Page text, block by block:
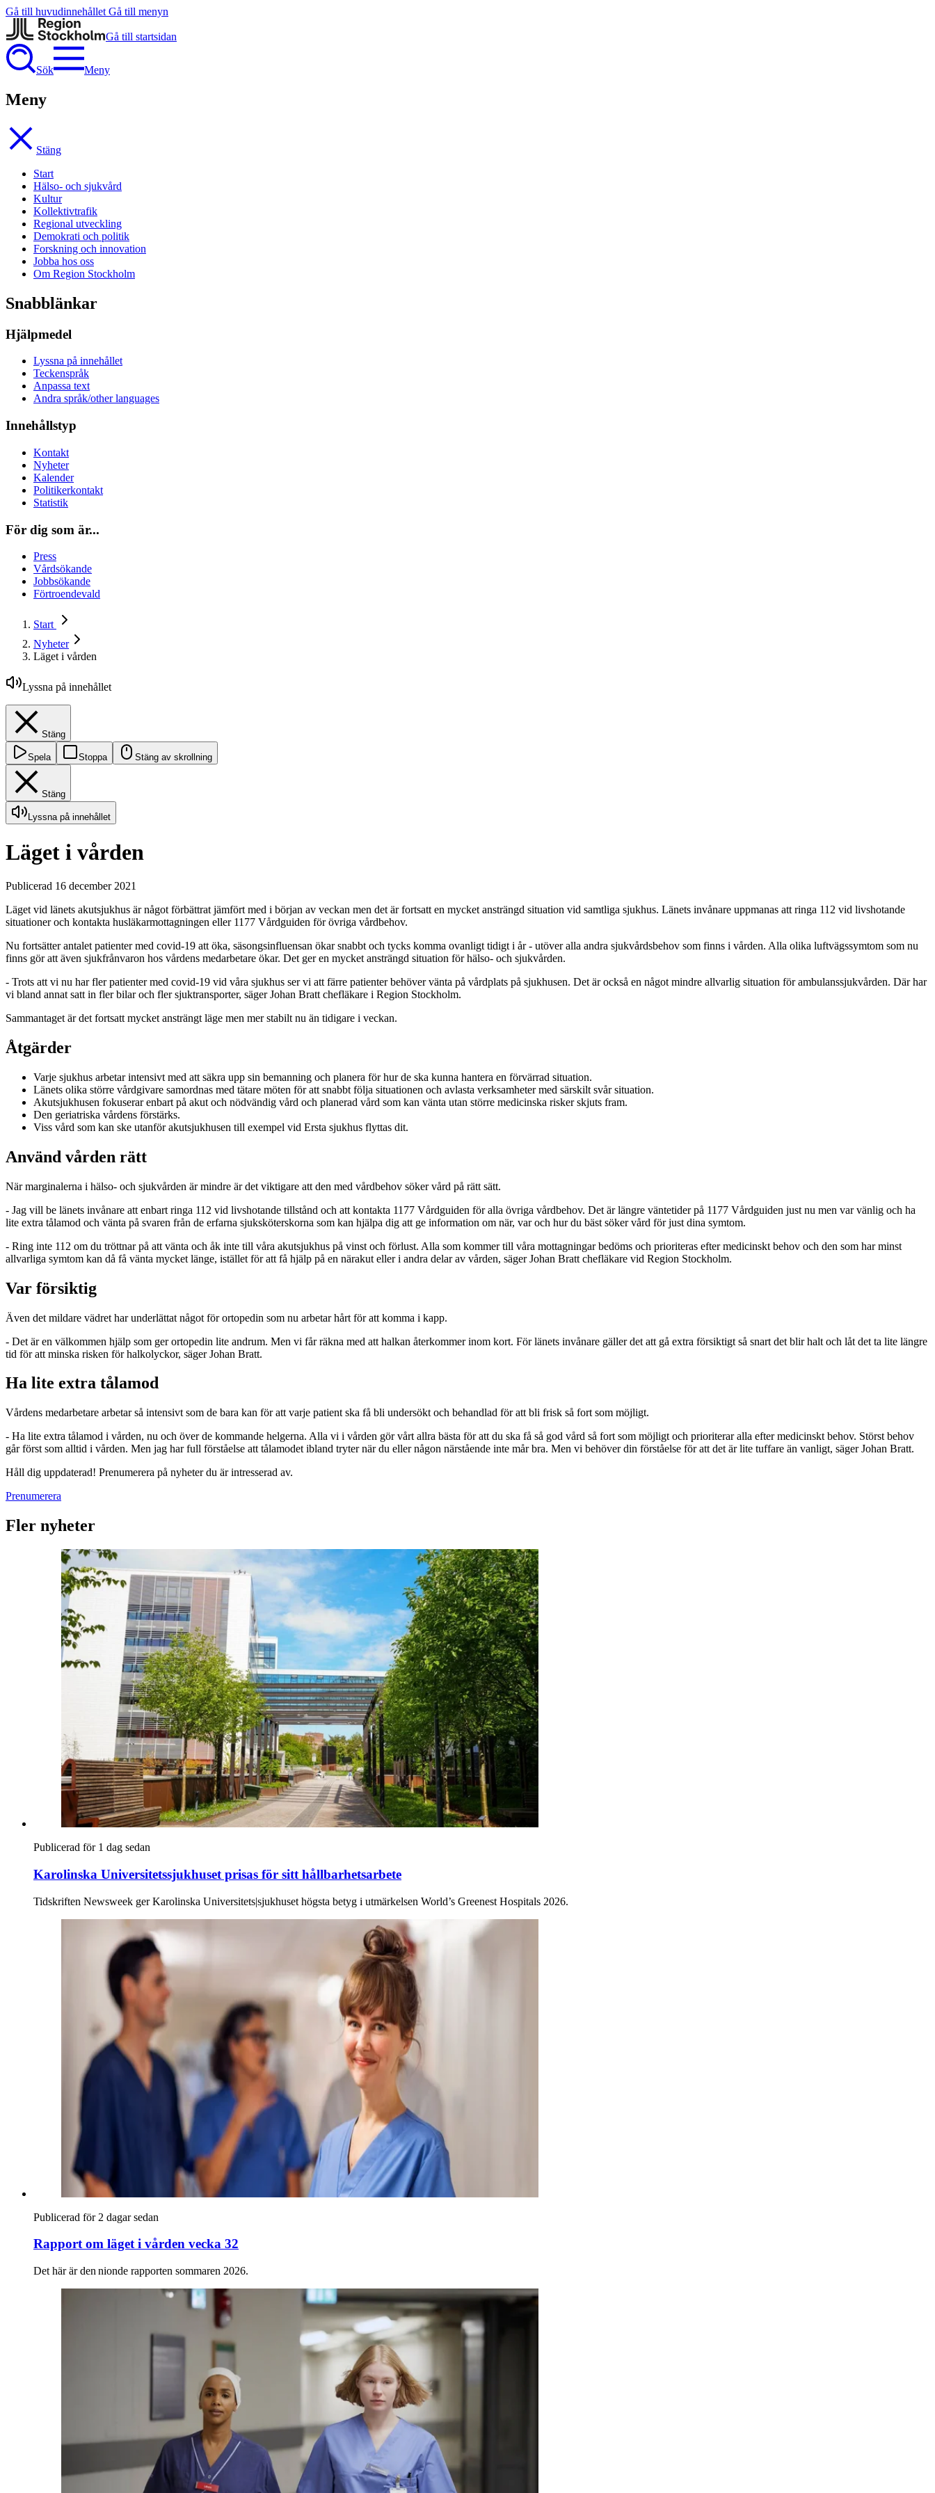
Gå till huvudinnehållet Gå till menyn
Gå till startsidan
Sök Meny
Meny
Stäng
Start
Hälso- och sjukvård
Kultur
Kollektivtrafik
Regional utveckling
Demokrati och politik
Forskning och innovation
Jobba hos oss
Om Region Stockholm
Snabblänkar
Hjälpmedel
Lyssna på innehållet
Teckenspråk
Anpassa text
Andra språk/other languages
Innehållstyp
Kontakt
Nyheter
Kalender
Politikerkontakt
Statistik
För dig som är...
Press
Vårdsökande
Jobbsökande
Förtroendevald
Start
Nyheter
Läget i vården
Lyssna på innehållet
Stäng
Spela Stoppa Stäng av skrollning
Stäng
Lyssna på innehållet
Läget i vården
Publicerad 16 december 2021
Läget vid länets akutsjukhus är något förbättrat jämfört med i början av veckan men det är fortsatt en mycket ansträngd situation vid samtliga sjukhus. Länets invånare uppmanas att ringa 112 vid livshotande
situationer och kontakta husläkarmottagningen eller 1177 Vårdguiden för övriga vårdbehov.
Nu fortsätter antalet patienter med covid-19 att öka, säsongsinfluensan ökar snabbt och tycks komma ovanligt tidigt i år - utöver alla andra sjukvårdsbehov som finns i vården. Alla olika luftvägssymtom som nu
finns gör att även sjukfrånvaron hos vårdens medarbetare ökar. Det ger en mycket ansträngd situation för hälso- och sjukvården.
- Trots att vi nu har fler patienter med covid-19 vid våra sjukhus ser vi att färre patienter behöver vänta på vårdplats på sjukhusen. Det är också en något mindre allvarlig situation för ambulanssjukvården. Där har
vi bland annat satt in fler bilar och fler sjuktransporter, säger Johan Bratt chefläkare i Region Stockholm.
Sammantaget är det fortsatt mycket ansträngt läge men mer stabilt nu än tidigare i veckan.
Åtgärder
Varje sjukhus arbetar intensivt med att säkra upp sin bemanning och planera för hur de ska kunna hantera en förvärrad situation.
Länets olika större vårdgivare samordnas med tätare möten för att snabbt följa situationen och avlasta verksamheter med särskilt svår situation.
Akutsjukhusen fokuserar enbart på akut och nödvändig vård och planerad vård som kan vänta utan större medicinska risker skjuts fram.
Den geriatriska vårdens förstärks.
Viss vård som kan ske utanför akutsjukhusen till exempel vid Ersta sjukhus flyttas dit.
Använd vården rätt
När marginalerna i hälso- och sjukvården är mindre är det viktigare att den med vårdbehov söker vård på rätt sätt.
- Jag vill be länets invånare att enbart ringa 112 vid livshotande tillstånd och att kontakta 1177 Vårdguiden för alla övriga vårdbehov. Det är längre väntetider på 1177 Vårdguiden just nu men var vänlig och ha
lite extra tålamod och vänta på svaren från de erfarna sjuksköterskorna som kan hjälpa dig att ge information om när, var och hur du bäst söker vård för just dina symtom.
- Ring inte 112 om du tröttnar på att vänta och åk inte till våra akutsjukhus på vinst och förlust. Alla som kommer till våra mottagningar bedöms och prioriteras efter medicinskt behov och den som har minst
allvarliga symtom kan då få vänta mycket länge, istället för att få hjälp på en närakut eller i andra delar av vården, säger Johan Bratt chefläkare vid Region Stockholm.
Var försiktig
Även det mildare vädret har underlättat något för ortopedin som nu arbetar hårt för att komma i kapp.
- Det är en välkommen hjälp som ger ortopedin lite andrum. Men vi får räkna med att halkan återkommer inom kort. För länets invånare gäller det att gå extra försiktigt så snart det blir halt och låt det ta lite längre
tid för att minska risken för halkolyckor, säger Johan Bratt.
Ha lite extra tålamod
Vårdens medarbetare arbetar så intensivt som de bara kan för att varje patient ska få bli undersökt och behandlad för att bli frisk så fort som möjligt.
- Ha lite extra tålamod i vården, nu och över de kommande helgerna. Alla vi i vården gör vårt allra bästa för att du ska få så god vård så fort som möjligt och prioriterar alla efter medicinskt behov. Störst behov
går först som alltid i vården. Men jag har full förståelse att tålamodet ibland tryter när du eller någon närstående inte mår bra. Men vi behöver din förståelse för att det är lite tuffare än vanligt, säger Johan Bratt.
Håll dig uppdaterad! Prenumerera på nyheter du är intresserad av.
Prenumerera
Fler nyheter
Publicerad för 1 dag sedan
Karolinska Universitetssjukhuset prisas för sitt hållbarhetsarbete
Tidskriften Newsweek ger Karolinska Universitets|sjukhuset högsta betyg i utmärkelsen World’s Greenest Hospitals 2026.
Publicerad för 2 dagar sedan
Rapport om läget i vården vecka 32
Det här är den nionde rapporten sommaren 2026.